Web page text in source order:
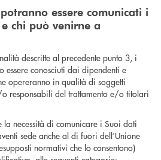
essere comunicati i
chi può venirne a
descritte al precedente punto 3, i
essere conosciuti dai dipendenti e
opereranno in qualità di soggetti
responsabili del trattamento e/o titolari
necessità di comunicare i Suoi dati
sede anche al di fuori dell’Unione
normativi che lo consentono)